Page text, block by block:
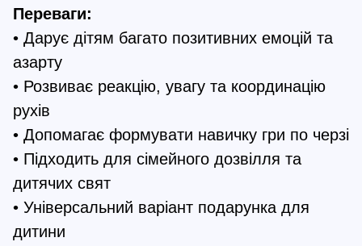
Переваги:
• Дарує дітям багато позитивних емоцій та
азарту
• Розвиває реакцію, увагу та координацію
рухів
• Допомагає формувати навичку гри по черзі
• Підходить для сімейного дозвілля та
дитячих свят
• Універсальний варіант подарунка для
дитини